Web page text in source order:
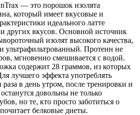
— это порошок изолята
который имеет вкусовые и
идеального латте
других вкусов. Основной источник
изолят высокого качества,
ультрафильтрованный. Протеин не
мгновенно смешивается с водой.
содержит 28 граммов, из которых
лучшего эффекта употреблять
раза в день утром, после тренировки и
довольны не только
но те, кто просто заботиться о
белковые диеты.